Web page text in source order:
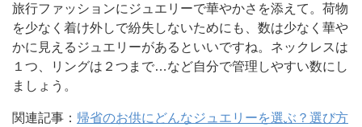
旅行ファッションにジュエリーで華やかさを添えて。荷物
を少なく着け外しで紛失しないためにも、数は少なく華や
かに見えるジュエリーがあるといいですね。ネックレスは
１つ、リングは２つまで…など自分で管理しやすい数にし
ましょう。
関連記事： 帰省のお供にどんなジュエリーを選ぶ？選び方